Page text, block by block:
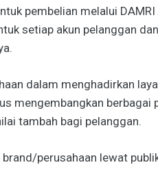
pembelian melalui
setiap akun pelanggan
dalam menghadirkan
mengembangkan berbagai
tambah bagi pelanggan.
perusahaan lewat